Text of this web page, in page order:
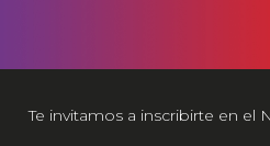
Te invitamos a inscribirte en el